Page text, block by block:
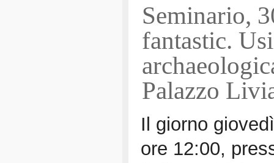
Seminario,
fantastic.
Palazzo
Il giorno
ore 12:00,